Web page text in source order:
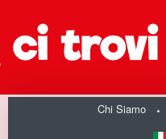
Chi Siamo